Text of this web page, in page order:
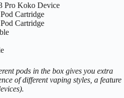
Pro Koko Device
Cartridge
Cartridge
pods in the box gives you extra
of different vaping styles, a feature